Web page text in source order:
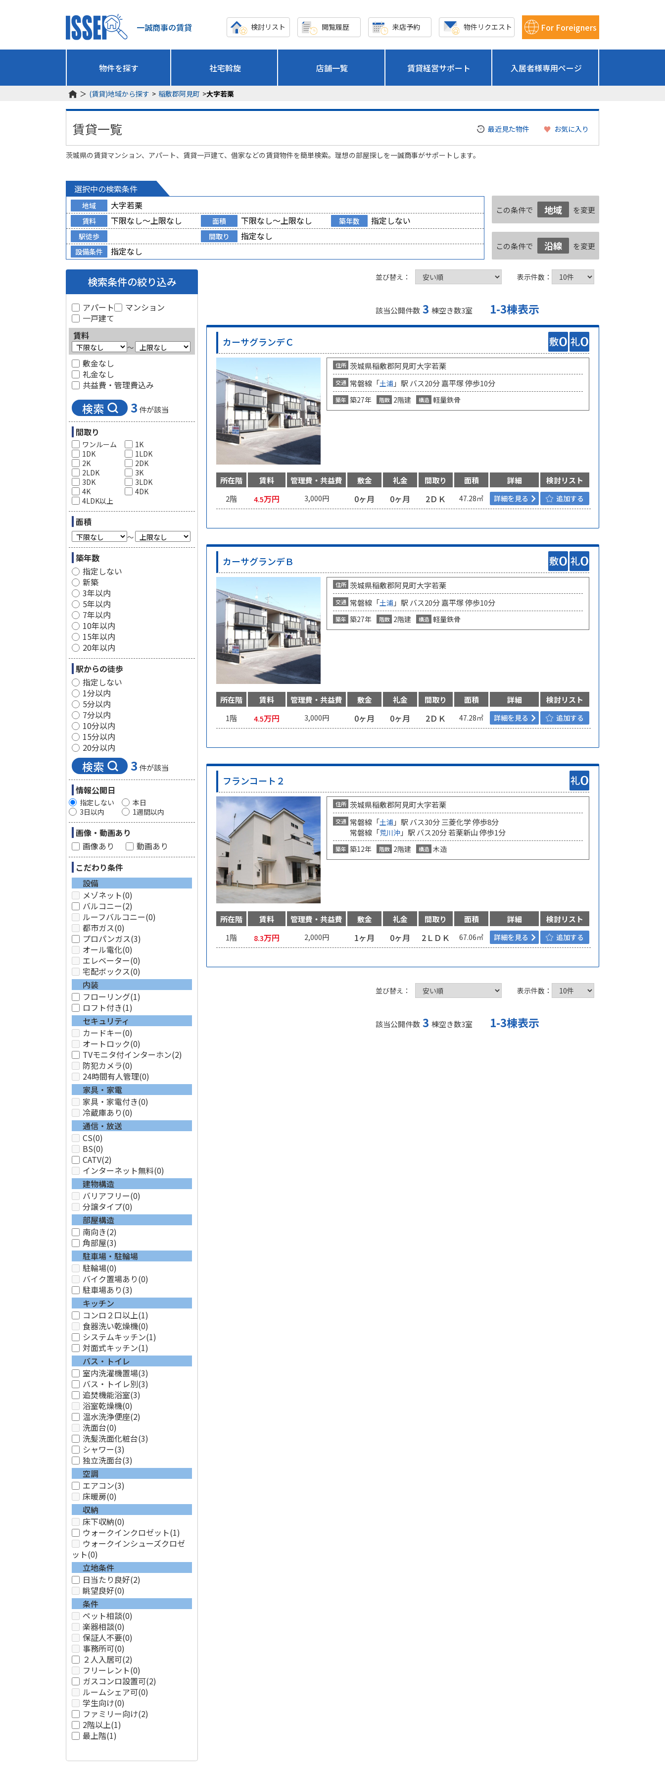
一誠商事の賃貸 検討リスト 閲覧履歴 来店予約 物件リクエスト For Foreigners
物件を探す 社宅斡旋 店舗一覧 賃貸経営サポート 入居者様専用ページ
＞ (賃貸)地域から探す > 稲敷郡阿見町 >大字若栗
賃貸一覧 最近見た物件 お気に入り
茨城県の賃貸マンション、アパート、賃貸一戸建て、借家などの賃貸物件を簡単検索。理想の部屋探しを一誠商事がサポートします。
選択中の検索条件
地域 大字若栗
賃料 下限なし～上限なし 面積 下限なし～上限なし 築年数 指定しない
駅徒歩 間取り 指定なし
設備条件 指定なし
この条件で 地域 を変更
この条件で 沿線 を変更
検索条件の絞り込み
アパート
マンション
一戸建て
賃料
～
敷金なし
礼金なし
共益費・管理費込み
検索 3 件が該当
間取り
ワンルーム
1K
1DK
1LDK
2K
2DK
2LDK
3K
3DK
3LDK
4K
4DK
4LDK以上
面積
～
築年数
指定しない
新築
3年以内
5年以内
7年以内
10年以内
15年以内
20年以内
駅からの徒歩
指定しない
1分以内
5分以内
7分以内
10分以内
15分以内
20分以内
検索 3 件が該当
情報公開日
指定しない
本日
3日以内
1週間以内
画像・動画あり
画像あり
動画あり
こだわり条件
設備
メゾネット(0)
バルコニー(2)
ルーフバルコニー(0)
都市ガス(0)
プロパンガス(3)
オール電化(0)
エレベーター(0)
宅配ボックス(0)
内装
フローリング(1)
ロフト付き(1)
セキュリティ
カードキー(0)
オートロック(0)
TVモニタ付インターホン(2)
防犯カメラ(0)
24時間有人管理(0)
家具・家電
家具・家電付き(0)
冷蔵庫あり(0)
通信・放送
CS(0)
BS(0)
CATV(2)
インターネット無料(0)
建物構造
バリアフリー(0)
分譲タイプ(0)
部屋構造
南向き(2)
角部屋(3)
駐車場・駐輪場
駐輪場(0)
バイク置場あり(0)
駐車場あり(3)
キッチン
コンロ２口以上(1)
食器洗い乾燥機(0)
システムキッチン(1)
対面式キッチン(1)
バス・トイレ
室内洗濯機置場(3)
バス・トイレ別(3)
追焚機能浴室(3)
浴室乾燥機(0)
温水洗浄便座(2)
洗面台(0)
洗髪洗面化粧台(3)
シャワー(3)
独立洗面台(3)
空調
エアコン(3)
床暖房(0)
収納
床下収納(0)
ウォークインクロゼット(1)
ウォークインシューズクロゼ
ット(0)
立地条件
日当たり良好(2)
眺望良好(0)
条件
ペット相談(0)
楽器相談(0)
保証人不要(0)
事務所可(0)
２人入居可(2)
フリーレント(0)
ガスコンロ設置可(2)
ルームシェア可(0)
学生向け(0)
ファミリー向け(2)
2階以上(1)
最上階(1)
並び替え： 表示件数：
該当公開件数 3 棟空き数3室 1-3棟表示
カーサグランデＣ
住所 茨城県稲敷郡阿見町大字若栗
交通 常磐線「土浦 」駅 バス20分 嘉平塚 停歩10分
築年 築27年 階数 2階建 構造 軽量鉄骨
所在階 賃料 管理費・共益費 敷金 礼金 間取り 面積 詳細
検討リスト
2階
4.5万円 3,000円 0ヶ月 0ヶ月 2ＤＫ 47.28㎡ 詳細を見る 追加する
カーサグランデＢ
住所 茨城県稲敷郡阿見町大字若栗
交通 常磐線「土浦 」駅 バス20分 嘉平塚 停歩10分
築年 築27年 階数 2階建 構造 軽量鉄骨
所在階 賃料 管理費・共益費 敷金 礼金 間取り 面積 詳細
検討リスト
1階
4.5万円 3,000円 0ヶ月 0ヶ月 2ＤＫ 47.28㎡ 詳細を見る 追加する
フランコート２
住所 茨城県稲敷郡阿見町大字若栗
交通 常磐線「土浦 」駅 バス30分 三菱化学 停歩8分
常磐線「荒川沖 」駅 バス20分 若栗新山 停歩1分
築年 築12年 階数 2階建 構造 木造
所在階 賃料 管理費・共益費 敷金 礼金 間取り 面積 詳細
検討リスト
1階
8.3万円 2,000円 1ヶ月 0ヶ月 2ＬＤＫ 67.06㎡ 詳細を見る 追加する
並び替え： 表示件数：
該当公開件数 3 棟空き数3室 1-3棟表示